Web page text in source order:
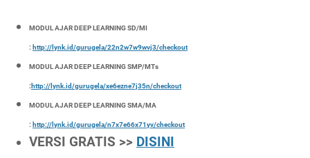
MODUL AJAR DEEP LEARNING SD/MI
: http://lynk.id/gurugela/22n2w7w9wvj3/checkout
MODUL AJAR DEEP LEARNING SMP/MTs
: http://lynk.id/gurugela/xe6ezne7j35n/checkout
MODUL AJAR DEEP LEARNING SMA/MA
: http://lynk.id/gurugela/n7x7e66x71yv/checkout
VERSI GRATIS >> DISINI